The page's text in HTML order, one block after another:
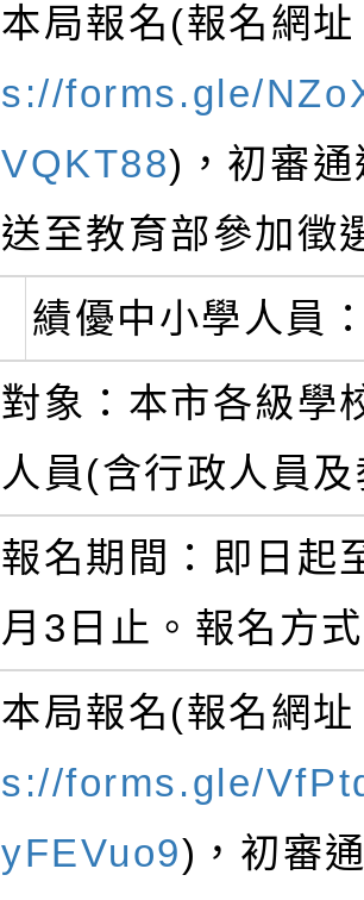
本局報名(報名網
s://forms.gle/
VQKT88)，初審
送至教育部參加徵
績優中小學人員
對象：本市各級學
人員(含行政人員
報名期間：即日起
月3日止。報名方
本局報名(報名網
s://forms.gle/
yFEVuo9)，初審